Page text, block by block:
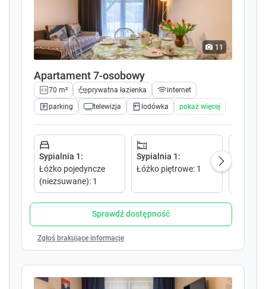
a
r
r
w
k
e
y
o
n
t
e
r
c
t
i
t
w
a
r
r
w
e
y
i
n
e
r
a
c
i
t
11
Apartament 7-osobowy
70 m² prywatna łazienka
internet
parking
telewizja lodówka pokaż więcej
Sypialnia 1:
Łóżko pojedyncze
(niezsuwane): 1
Sypialnia 1:
Łóżko piętrowe: 1
Sprawdź dostępność
Zgłoś brakujące informacje